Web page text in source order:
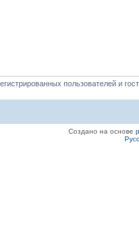
пользователей и
Создано на основе